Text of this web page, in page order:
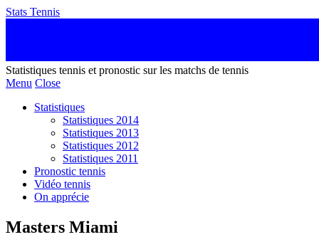
Stats Tennis
Statistiques tennis et pronostic sur les matchs de tennis
Menu Close
Statistiques
Statistiques 2014
Statistiques 2013
Statistiques 2012
Statistiques 2011
Pronostic tennis
Vidéo tennis
On apprécie
Masters Miami